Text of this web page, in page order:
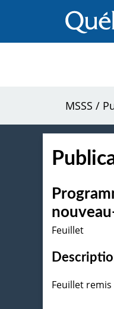
au
contenu
MSSS /
Feuillet
Feuillet